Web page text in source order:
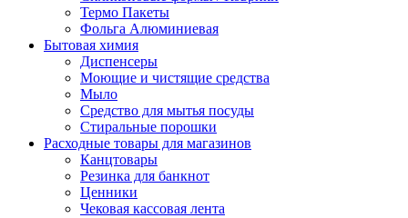
Термо Пакеты
Фольга Алюминиевая
Бытовая химия
Диспенсеры
Моющие и чистящие средства
Мыло
Средство для мытья посуды
Стиральные порошки
Расходные товары для магазинов
Канцтовары
Резинка для банкнот
Ценники
Чековая кассовая лента